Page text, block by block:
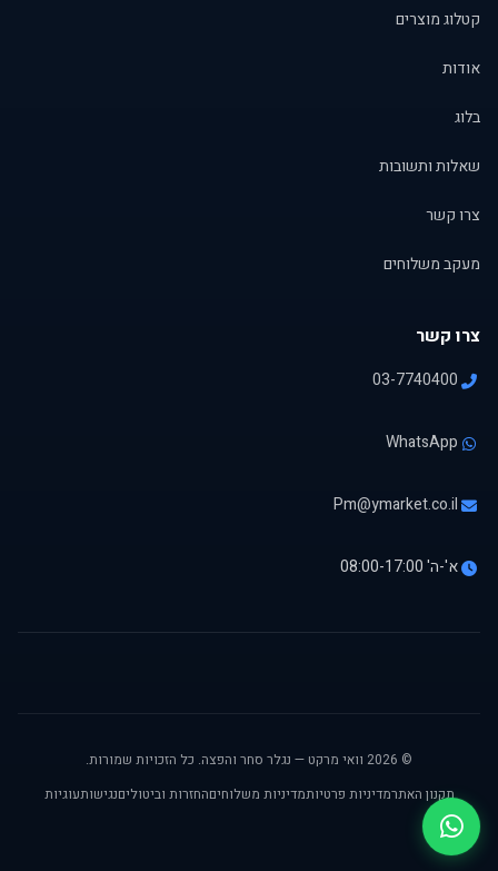
קטלוג מוצרים
אודות
בלוג
שאלות ותשובות
צרו קשר
מעקב משלוחים
צרו קשר
03-7740400
WhatsApp
Pm@ymarket.co.il
א'-ה' 08:00-17:00
© 2026 וואי מרקט — נגלר סחר והפצה. כל הזכויות שמורות.
תקנון האתרמדיניות פרטיותמדיניות משלוחיםהחזרות וביטוליםנגישותעוגיות